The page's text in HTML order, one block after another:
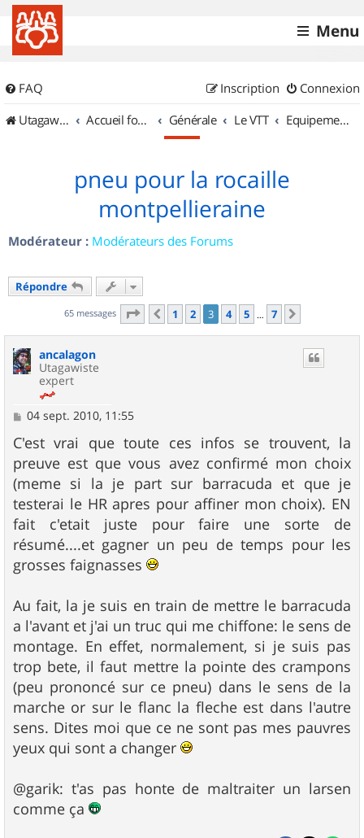
Menu
FAQ Connexion
Inscription
UtagawaVTT (Randos VTT et VTTAE avec traces GPS)
Accueil forum Générale Le VTT Equipements et Accessoires
pneu pour la rocaille
montpellieraine
Modérateur : Modérateurs des Forums
Répondre
65 messages Page 3sur7
Précédent
1 2 3 4 5 … 7
ancalagon
Utagawiste
expert
M
s
s
a
g
e
04 sept. 2010, 11:55
C'est vrai que toute ces infos se trouvent, la
preuve est que vous avez confirmé mon choix
(meme si la je part sur barracuda et que je
testerai le HR apres pour affiner mon choix). EN
fait c'etait juste pour faire une sorte de
résumé....et gagner un peu de temps pour les
grosses faignasses
Au fait, la je suis en train de mettre le barracuda
a l'avant et j'ai un truc qui me chiffone: le sens de
montage. En effet, normalement, si je suis pas
trop bete, il faut mettre la pointe des crampons
(peu prononcé sur ce pneu) dans le sens de la
marche or sur le flanc la fleche est dans l'autre
sens. Dites moi que ce ne sont pas mes pauvres
yeux qui sont a changer
@garik: t'as pas honte de maltraiter un larsen
comme ça